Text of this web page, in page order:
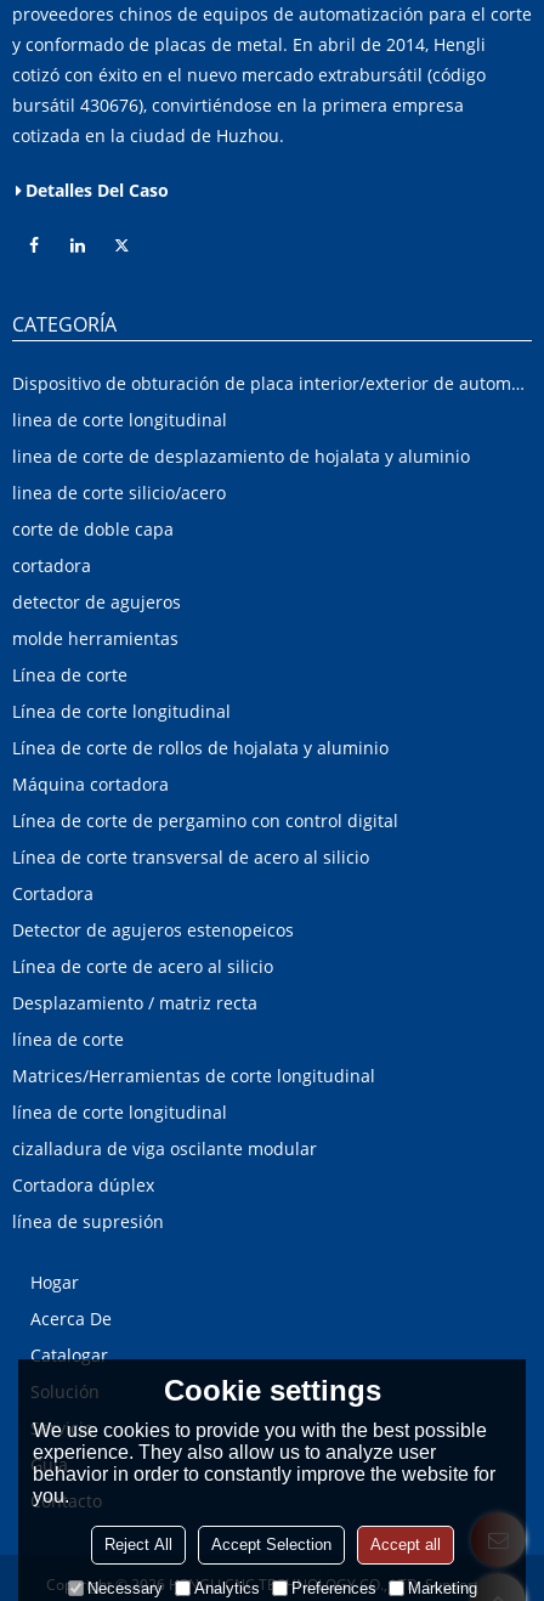
proveedores chinos de equipos de automatización para el corte
y conformado de placas de metal. En abril de 2014, Hengli
cotizó con éxito en el nuevo mercado extrabursátil (código
bursátil 430676), convirtiéndose en la primera empresa
cotizada en la ciudad de Huzhou.
Detalles Del Caso
CATEGORÍA
Dispositivo de obturación de placa interior/exterior de automóvil
linea de corte longitudinal
linea de corte de desplazamiento de hojalata y aluminio
linea de corte silicio/acero
corte de doble capa
cortadora
detector de agujeros
molde herramientas
Línea de corte
Línea de corte longitudinal
Línea de corte de rollos de hojalata y aluminio
Máquina cortadora
Línea de corte de pergamino con control digital
Línea de corte transversal de acero al silicio
Cortadora
Detector de agujeros estenopeicos
Línea de corte de acero al silicio
Desplazamiento / matriz recta
línea de corte
Matrices/Herramientas de corte longitudinal
línea de corte longitudinal
cizalladura de viga oscilante modular
Cortadora dúplex
línea de supresión
Hogar
Acerca De
Catalogar
Solución
Servicio
Guía
Contacto
Copyright © 2026 HENGLI CNC TECHNOLOGY CO., LTD.Support By
Cookie settings
We use cookies to provide you with the best possible
experience. They also allow us to analyze user
behavior in order to constantly improve the website for
you.
Reject All Accept Selection Accept all
Necessary Analytics Preferences Marketing